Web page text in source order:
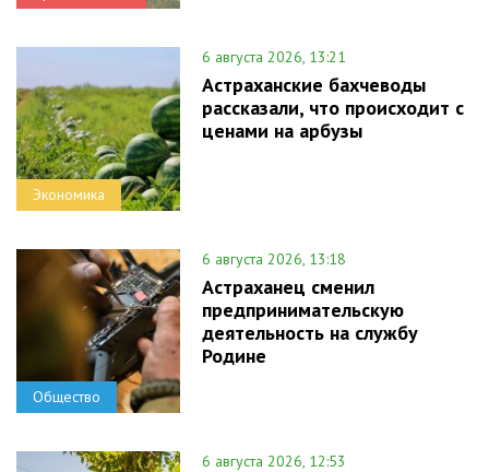
Экономика
6 августа 2026, 13:21
Астраханские бахчеводы
рассказали, что происходит с
ценами на арбузы
Общество
6 августа 2026, 13:18
Астраханец сменил
предпринимательскую
деятельность на службу
Родине
6 августа 2026, 12:53